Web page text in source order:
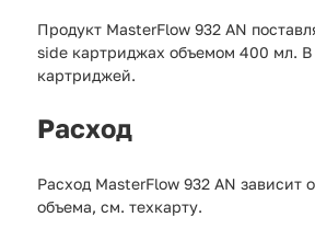
Продукт MasterFlow 932 AN
side картриджах объемом 400 мл. В
картриджей.
Расход
Расход MasterFlow 932 AN зависит
объема, см. техкарту.